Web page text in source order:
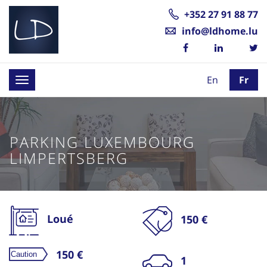
+352 27 91 88 77
info@ldhome.lu
Toggle
navigation
En Fr
PARKING LUXEMBOURG
LIMPERTSBERG
Loué 150 €
150 € 1